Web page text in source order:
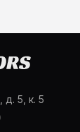
д. 5, к. 5